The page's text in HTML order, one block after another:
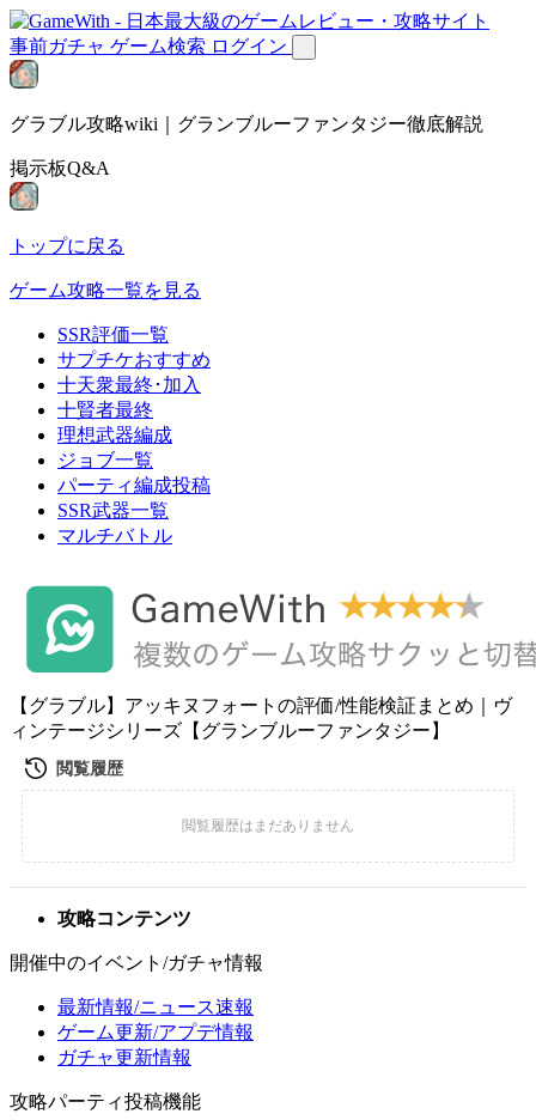
事前ガチャ ゲーム検索 ログイン
グラブル攻略wiki｜グランブルーファンタジー徹底解説
掲示板Q&A
トップに戻る
ゲーム攻略一覧を見る
SSR評価一覧
サプチケおすすめ
十天衆最終･加入
十賢者最終
理想武器編成
ジョブ一覧
パーティ編成投稿
SSR武器一覧
マルチバトル
【グラブル】アッキヌフォートの評価/性能検証まとめ｜ヴ
ィンテージシリーズ【グランブルーファンタジー】
攻略コンテンツ
開催中のイベント/ガチャ情報
最新情報/ニュース速報
ゲーム更新/アプデ情報
ガチャ更新情報
攻略パーティ投稿機能